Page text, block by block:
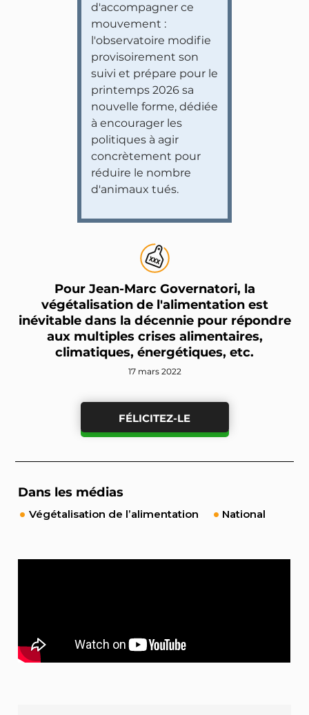
d'accompagner ce
mouvement :
l'observatoire modifie
provisoirement son
suivi et prépare pour le
printemps 2026 sa
nouvelle forme, dédiée
à encourager les
politiques à agir
concrètement pour
réduire le nombre
d'animaux tués.
Pour Jean-Marc Governatori, la
végétalisation de l'alimentation est
inévitable dans la décennie pour répondre
aux multiples crises alimentaires,
climatiques, énergétiques, etc.
17 mars 2022
FÉLICITEZ-LE
Dans les médias
Végétalisation de l’alimentation National